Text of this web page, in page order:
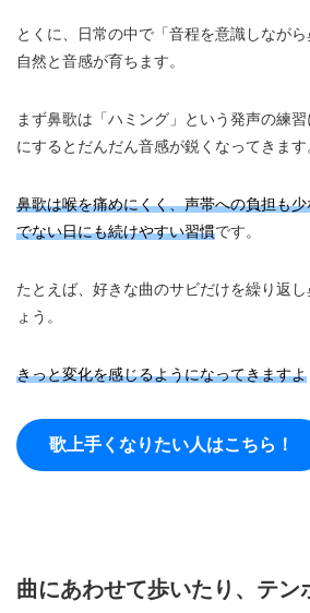
とくに、日常の中で「音程を意識しながら
自然と音感が育ちます。
まず鼻歌は「ハミング」という発声の練
にするとだんだん音感が鋭くなってきます
鼻歌は喉を痛めにくく、声帯への負担も
でない日にも続けやすい習慣です。
たとえば、好きな曲のサビだけを繰り返
ょう。
きっと変化を感じるようになってきますよ
歌上手くなりたい人はこちら！
曲にあわせて歩いたり、テン